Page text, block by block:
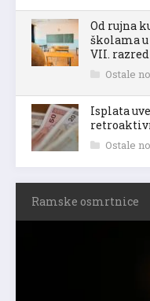
Od rujna
školama
VII. razred
Ostale
Isplata
Ostale
Ramske osmrtnice